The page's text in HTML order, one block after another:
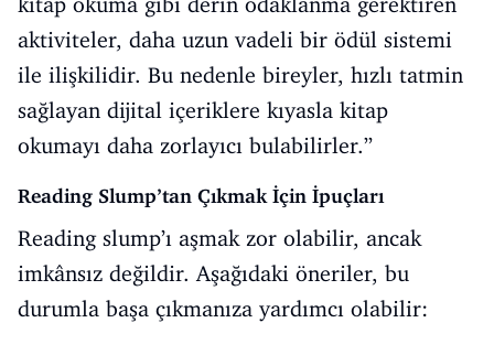
aktiviteler, daha uzun vadeli bir ödül sistemi
ile ilişkilidir. Bu nedenle bireyler, hızlı tatmin
sağlayan dijital içeriklere kıyasla kitap
okumayı daha zorlayıcı bulabilirler.”
Reading Slump’tan Çıkmak İçin İpuçları
Reading slump’ı aşmak zor olabilir, ancak
imkânsız değildir. Aşağıdaki öneriler, bu
durumla başa çıkmanıza yardımcı olabilir: